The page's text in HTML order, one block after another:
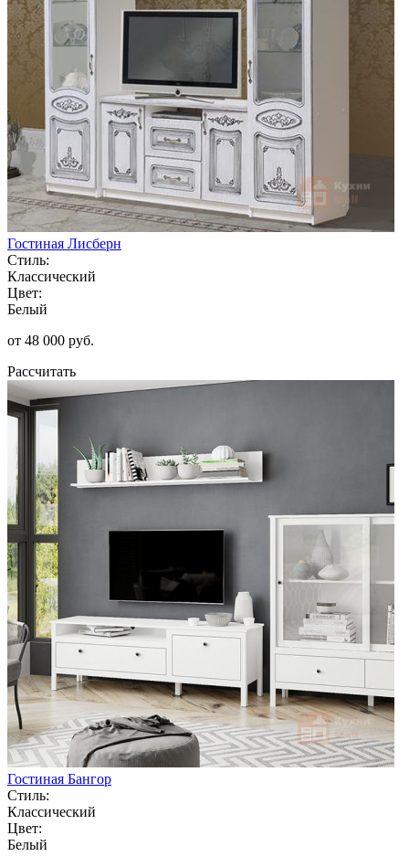
Гостиная Лисберн
Стиль:
Классический
Цвет:
Белый
от 48 000 руб.
Рассчитать
Гостиная Бангор
Стиль:
Классический
Цвет:
Белый